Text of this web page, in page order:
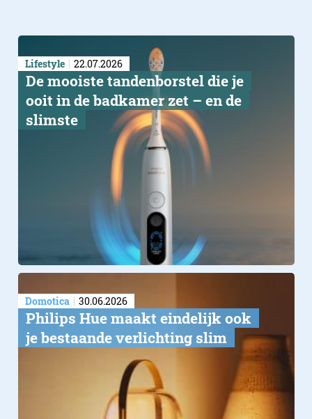
Lifestyle 22.07.2026
De mooiste tandenborstel die je
ooit in de badkamer zet – en de
slimste
Domotica 30.06.2026
Philips Hue maakt eindelijk ook
je bestaande verlichting slim